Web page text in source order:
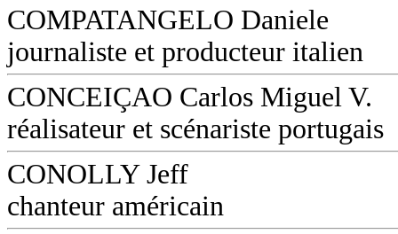
COMPATANGELO Daniele
journaliste et producteur italien
CONCEIÇAO Carlos Miguel V.
réalisateur et scénariste portugais
CONOLLY Jeff
chanteur américain